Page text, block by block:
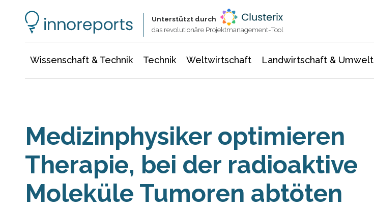
Unterstützt durch
das revolutionäre Projektmanagement-Tool
Wissenschaft & Technik Technik Weltwirtschaft Landwirtschaft & Umwelt
Medizinphysiker optimieren
Therapie, bei der radioaktive
Moleküle Tumoren abtöten